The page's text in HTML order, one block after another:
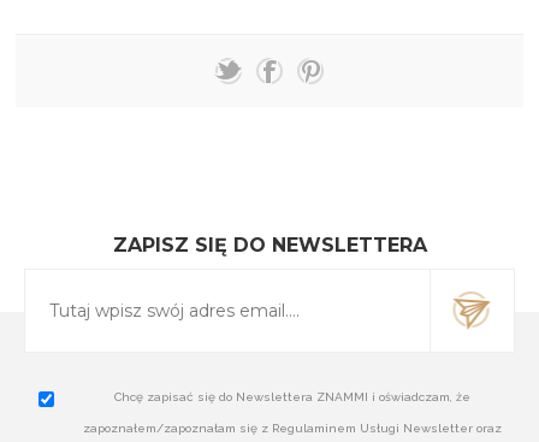
ZAPISZ SIĘ DO NEWSLETTERA
Chcę zapisać się do Newslettera ZNAMMI i oświadczam, że
zapoznałem/zapoznałam się z Regulaminem Usługi Newsletter oraz